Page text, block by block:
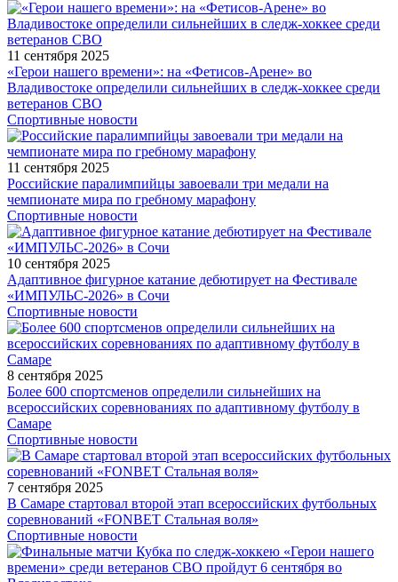
11 сентября 2025
«Герои нашего времени»: на «Фетисов-Арене» во
Владивостоке определили сильнейших в следж-хоккее среди
ветеранов СВО
Спортивные новости
11 сентября 2025
Российские паралимпийцы завоевали три медали на
чемпионате мира по гребному марафону
Спортивные новости
10 сентября 2025
Адаптивное фигурное катание дебютирует на Фестивале
«ИМПУЛЬС-2026» в Сочи
Спортивные новости
8 сентября 2025
Более 600 спортсменов определили сильнейших на
всероссийских соревнованиях по адаптивному футболу в
Самаре
Спортивные новости
7 сентября 2025
В Самаре стартовал второй этап всероссийских футбольных
соревнований «FONBET Стальная воля»
Спортивные новости